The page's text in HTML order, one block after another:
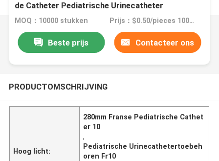
de Catheter Pediatrische Urinecatheter
MOQ：10000 stukken Prijs：$0.50/pieces 10000-49999 pieces
Beste prijs Contacteer ons
PRODUCTOMSCHRIJVING
Hoog licht:
280mm Franse Pediatrische Cathet
er 10
,
Pediatrische Urinecathetertoebeh
oren Fr10